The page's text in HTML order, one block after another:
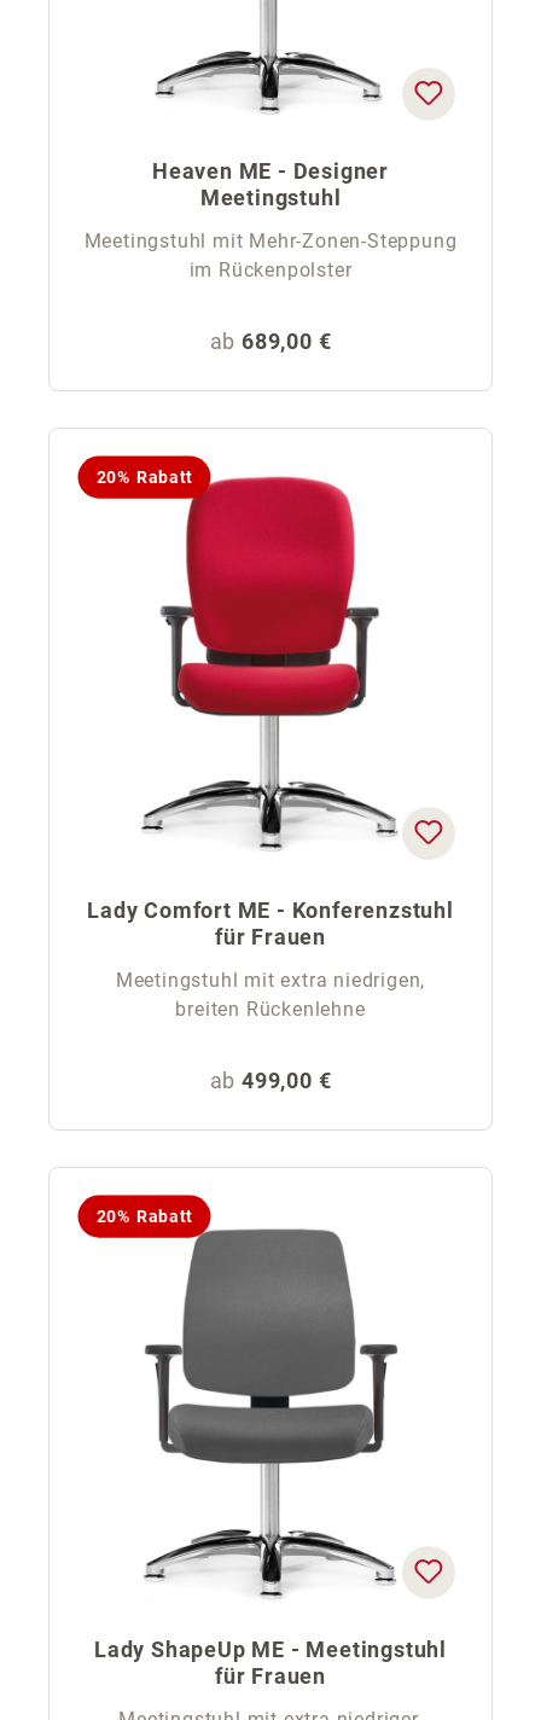
Heaven ME - Designer
Meetingstuhl
Meetingstuhl mit Mehr-Zonen-Steppung
im Rückenpolster
Regulärer Preis:
ab 689,00 €
20% Rabatt
Lady Comfort ME - Konferenzstuhl
für Frauen
Meetingstuhl mit extra niedrigen,
breiten Rückenlehne
Regulärer Preis:
ab 499,00 €
20% Rabatt
Lady ShapeUp ME - Meetingstuhl
für Frauen